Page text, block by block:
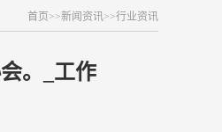
首页 >>新闻资讯>>行业资讯
。_工作